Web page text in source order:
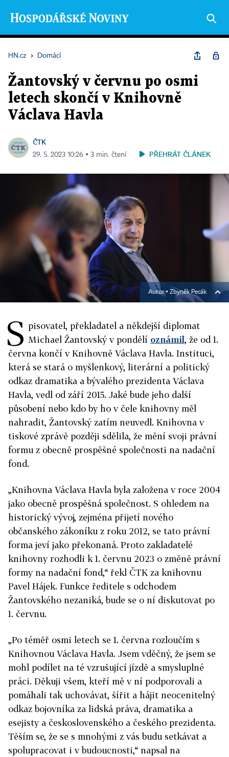
HN.cz › Domácí
Žantovský v červnu po osmi
letech skončí v Knihovně
Václava Havla
ČTK
29. 5. 2023 10:26 ▪ 3 min. čtení PŘEHRÁT ČLÁNEK
Autor ▪ Zbyněk Pecák
S pisovatel, překladatel a někdejší diplomat
Michael Žantovský v pondělí oznámil, že od 1.
června končí v Knihovně Václava Havla. Instituci,
která se stará o myšlenkový, literární a politický
odkaz dramatika a bývalého prezidenta Václava
Havla, vedl od září 2015. Jaké bude jeho další
působení nebo kdo by ho v čele knihovny měl
nahradit, Žantovský zatím neuvedl. Knihovna v
tiskové zprávě později sdělila, že mění svoji právní
formu z obecně prospěšné společnosti na nadační
fond.
„Knihovna Václava Havla byla založena v roce 2004
jako obecně prospěšná společnost. S ohledem na
historický vývoj, zejména přijetí nového
občanského zákoníku z roku 2012, se tato právní
forma jeví jako překonaná. Proto zakladatelé
knihovny rozhodli k 1. červnu 2023 o změně právní
formy na nadační fond,“ řekl ČTK za knihovnu
Pavel Hájek. Funkce ředitele s odchodem
Žantovského nezaniká, bude se o ní diskutovat po
1. červnu.
„Po téměř osmi letech se 1. června rozloučím s
Knihovnou Václava Havla. Jsem vděčný, že jsem se
mohl podílet na té vzrušující jízdě a smysluplné
práci. Děkuji všem, kteří mě v ní podporovali a
pomáhali tak uchovávat, šířit a hájit neocenitelný
odkaz bojovníka za lidská práva, dramatika a
esejisty a československého a českého prezidenta.
Těším se, že se s mnohými z vás budu setkávat a
spolupracovat i v budoucnosti,“ napsal na